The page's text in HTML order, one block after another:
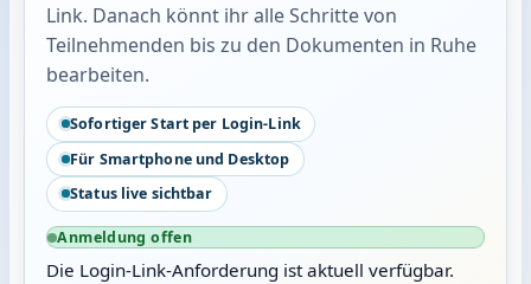
Link. Danach könnt ihr alle Schritte von
Teilnehmenden bis zu den Dokumenten in Ruhe
bearbeiten.
Sofortiger Start per Login-Link
Für Smartphone und Desktop
Status live sichtbar
Anmeldung offen
Die Login-Link-Anforderung ist aktuell verfügbar.